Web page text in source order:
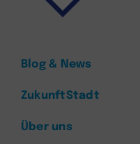
Blog & News
ZukunftStadt
Über uns